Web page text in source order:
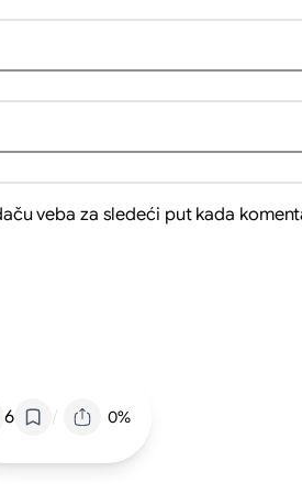
veba za sledeći put kada
6 / 0%